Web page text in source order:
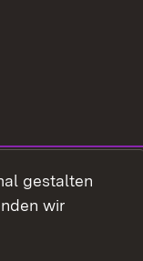
gestalten
wir